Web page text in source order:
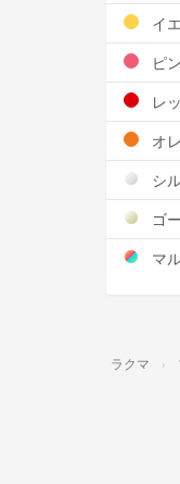
イ
ピ
レ
オ
シ
ゴ
マ
ラクマ